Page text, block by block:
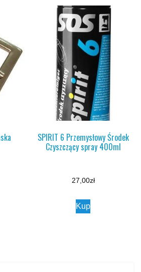
SPIRIT 6 Przemysłowy Środek
Czyszczący spray 400ml
27,00zł
Kup